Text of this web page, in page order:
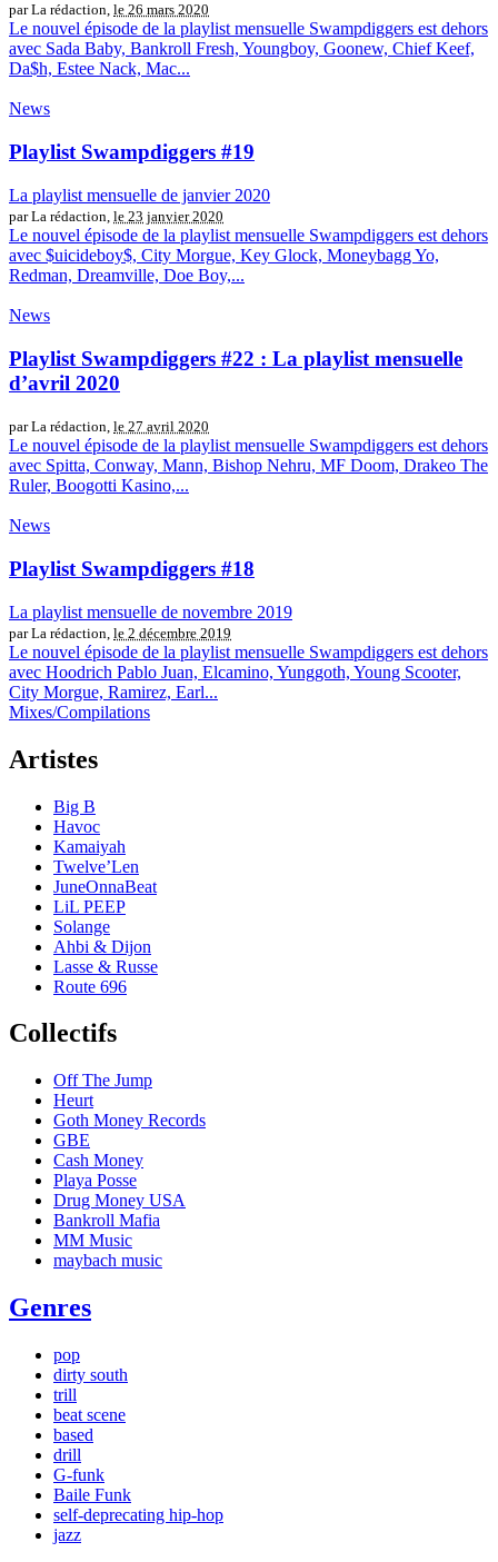
par La rédaction, le 26 mars 2020
Le nouvel épisode de la playlist mensuelle Swampdiggers est dehors
avec Sada Baby, Bankroll Fresh, Youngboy, Goonew, Chief Keef,
Da$h, Estee Nack, Mac...
News
Playlist Swampdiggers #19
La playlist mensuelle de janvier 2020
par La rédaction, le 23 janvier 2020
Le nouvel épisode de la playlist mensuelle Swampdiggers est dehors
avec $uicideboy$, City Morgue, Key Glock, Moneybagg Yo,
Redman, Dreamville, Doe Boy,...
News
Playlist Swampdiggers #22 : La playlist mensuelle
d’avril 2020
par La rédaction, le 27 avril 2020
Le nouvel épisode de la playlist mensuelle Swampdiggers est dehors
avec Spitta, Conway, Mann, Bishop Nehru, MF Doom, Drakeo The
Ruler, Boogotti Kasino,...
News
Playlist Swampdiggers #18
La playlist mensuelle de novembre 2019
par La rédaction, le 2 décembre 2019
Le nouvel épisode de la playlist mensuelle Swampdiggers est dehors
avec Hoodrich Pablo Juan, Elcamino, Yunggoth, Young Scooter,
City Morgue, Ramirez, Earl...
Mixes/Compilations
Artistes
Big B
Havoc
Kamaiyah
Twelve’Len
JuneOnnaBeat
LiL PEEP
Solange
Ahbi & Dijon
Lasse & Russe
Route 696
Collectifs
Off The Jump
Heurt
Goth Money Records
GBE
Cash Money
Playa Posse
Drug Money USA
Bankroll Mafia
MM Music
maybach music
Genres
pop
dirty south
trill
beat scene
based
drill
G-funk
Baile Funk
self-deprecating hip-hop
jazz